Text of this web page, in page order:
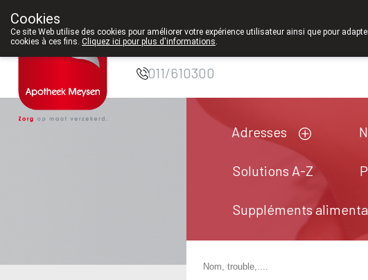
Pharmacie Meysen
SPRL
011/610300
Adresses
Solutions A-Z
Suppléments
Cookies
Ce site Web utilise des cookies pour améliorer votre expérience utilisateur ainsi que pour
cookies à ces fins. Cliquez ici pour plus d'informations.